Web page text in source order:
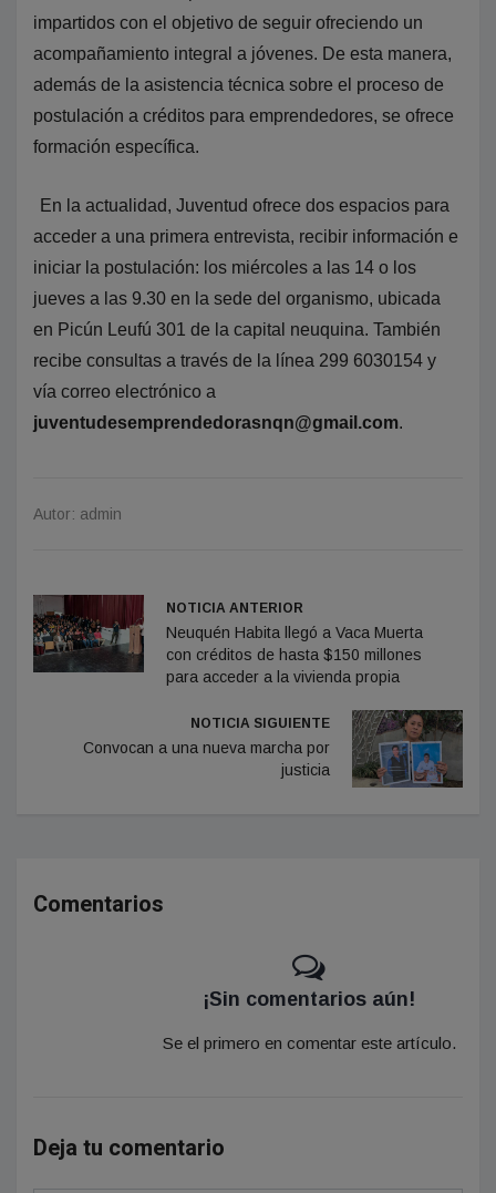
impartidos con el objetivo de seguir ofreciendo un
acompañamiento integral a jóvenes. De esta manera,
además de la asistencia técnica sobre el proceso de
postulación a créditos para emprendedores, se ofrece
formación específica.
En la actualidad, Juventud ofrece dos espacios para
acceder a una primera entrevista, recibir información e
iniciar la postulación: los miércoles a las 14 o los
jueves a las 9.30 en la sede del organismo, ubicada
en Picún Leufú 301 de la capital neuquina. También
recibe consultas a través de la línea 299 6030154 y
vía correo electrónico a
juventudesemprendedorasnqn@gmail.com.
Autor: admin
NOTICIA ANTERIOR
Neuquén Habita llegó a Vaca Muerta
con créditos de hasta $150 millones
para acceder a la vivienda propia
NOTICIA SIGUIENTE
Convocan a una nueva marcha por
justicia
Comentarios
¡Sin comentarios aún!
Se el primero en comentar este artículo.
Deja tu comentario